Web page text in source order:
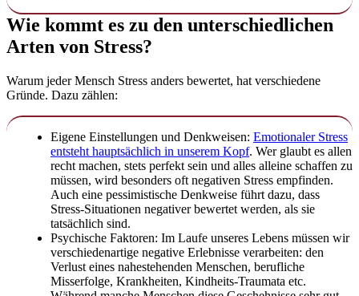
Wie kommt es zu den unterschiedlichen
Arten von Stress?
Warum jeder Mensch Stress anders bewertet, hat verschiedene
Gründe. Dazu zählen:
Eigene Einstellungen und Denkweisen: Emotionaler Stress
entsteht hauptsächlich in unserem Kopf. Wer glaubt es allen
recht machen, stets perfekt sein und alles alleine schaffen zu
müssen, wird besonders oft negativen Stress empfinden.
Auch eine pessimistische Denkweise führt dazu, dass
Stress-Situationen negativer bewertet werden, als sie
tatsächlich sind.
Psychische Faktoren: Im Laufe unseres Lebens müssen wir
verschiedenartige negative Erlebnisse verarbeiten: den
Verlust eines nahestehenden Menschen, berufliche
Misserfolge, Krankheiten, Kindheits-Traumata etc.